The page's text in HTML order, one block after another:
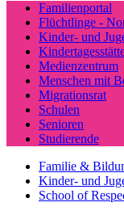
Familienportal
Flüchtlinge -
Kinder- und
Medienzentrum
Menschen mit
Migrationsrat
Schulen
Senioren
Studierende
Familie &
Kinder- und
School of